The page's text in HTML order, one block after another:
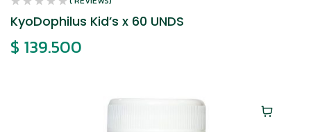
KyoDophilus Kid’s x 60 UNDS
$ 139.500